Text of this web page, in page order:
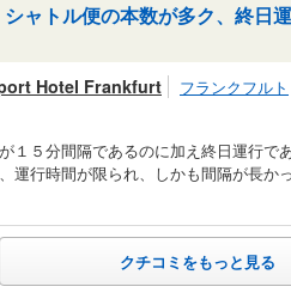
ャトル便の本数が多ク、終日
Hotel Frankfurt フランクフルト
１５分間隔であるのに加え終日運行で
運行時間が限られ、しかも間隔が長
クチコミをもっと見る